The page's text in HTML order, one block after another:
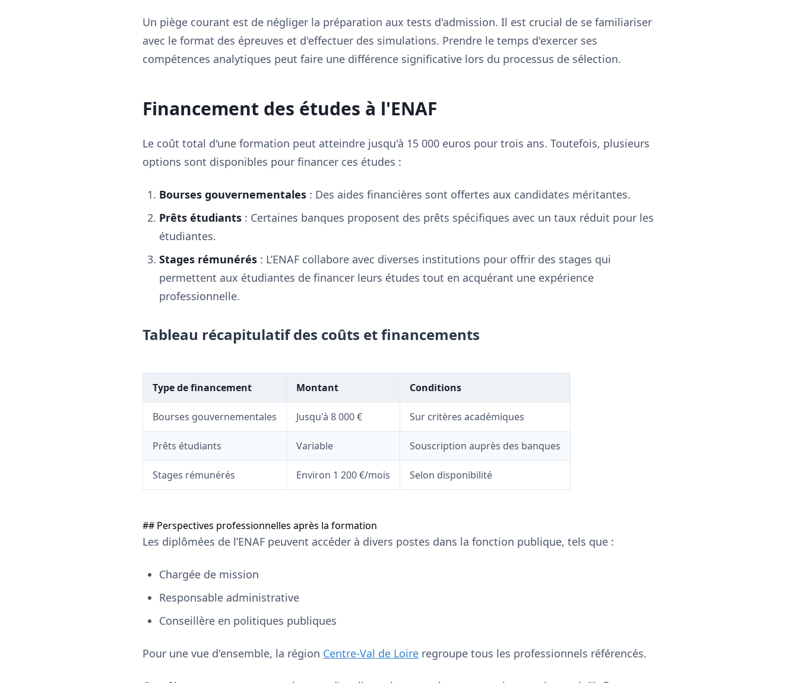
Un piège courant est de négliger la préparation aux tests d'admission. Il est crucial de se familiariser
avec le format des épreuves et d'effectuer des simulations. Prendre le temps d'exercer ses
compétences analytiques peut faire une différence significative lors du processus de sélection.
Financement des études à l'ENAF
Le coût total d'une formation peut atteindre jusqu'à 15 000 euros pour trois ans. Toutefois, plusieurs
options sont disponibles pour financer ces études :
Bourses gouvernementales : Des aides financières sont offertes aux candidates méritantes.
Prêts étudiants : Certaines banques proposent des prêts spécifiques avec un taux réduit pour les
étudiantes.
Stages rémunérés : L’ENAF collabore avec diverses institutions pour offrir des stages qui
permettent aux étudiantes de financer leurs études tout en acquérant une expérience
professionnelle.
Tableau récapitulatif des coûts et financements
Type de financement Montant Conditions
Bourses gouvernementales Jusqu'à 8 000 € Sur critères académiques
Prêts étudiants Variable Souscription auprès des banques
Stages rémunérés Environ 1 200 €/mois Selon disponibilité
## Perspectives professionnelles après la formation
Les diplômées de l’ENAF peuvent accéder à divers postes dans la fonction publique, tels que :
Chargée de mission
Responsable administrative
Conseillère en politiques publiques
Pour une vue d'ensemble, la région Centre-Val de Loire regroupe tous les professionnels référencés.